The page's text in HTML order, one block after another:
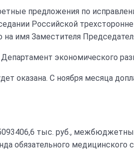
предложения по
Российской
имя Заместителя
экономического
оказана. С ноября месяца
тыс. руб.,
обязательного